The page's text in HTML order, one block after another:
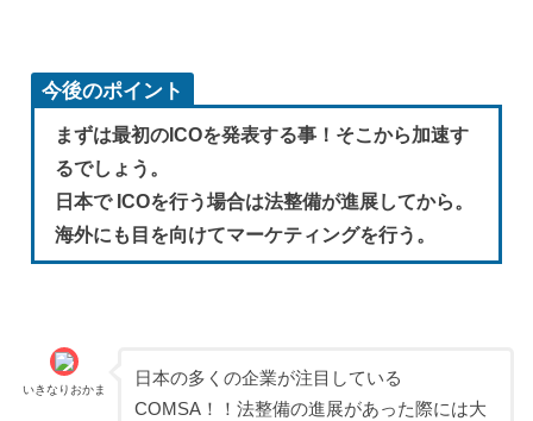
今後のポイント
まずは最初のICOを発表する事！そこから加速す
るでしょう。
日本で ICOを行う場合は法整備が進展してから。
海外にも目を向けてマーケティングを行う。
いきなりおかま
日本の多くの企業が注目している
COMSA！！法整備の進展があった際には大